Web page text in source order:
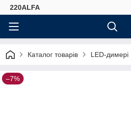
220ALFA
Каталог товарів LED-димері
–7%